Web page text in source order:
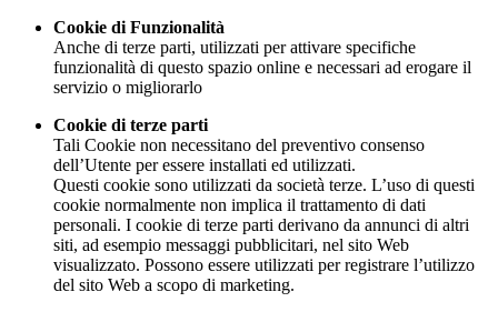
Cookie di Funzionalità
Anche di terze parti, utilizzati per attivare specifiche
funzionalità di questo spazio online e necessari ad erogare il
servizio o migliorarlo
Cookie di terze parti
Tali Cookie non necessitano del preventivo consenso
dell’Utente per essere installati ed utilizzati.
Questi cookie sono utilizzati da società terze. L’uso di questi
cookie normalmente non implica il trattamento di dati
personali. I cookie di terze parti derivano da annunci di altri
siti, ad esempio messaggi pubblicitari, nel sito Web
visualizzato. Possono essere utilizzati per registrare l’utilizzo
del sito Web a scopo di marketing.